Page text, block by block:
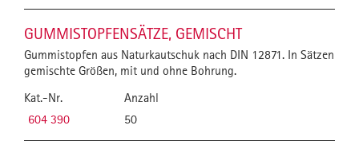
GUMMISTOPFENSÄTZE, GEMISCHT
Gummistopfen aus Naturkautschuk nach DIN 12871. In Sätzen
gemischte Größen, mit und ohne Bohrung.
Kat.-Nr.
Anzahl
604 390
50